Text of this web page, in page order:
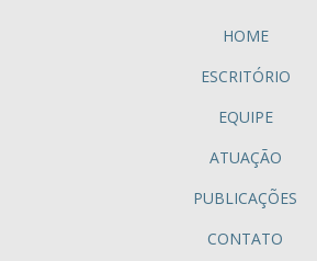
HOME
ESCRITÓRIO
EQUIPE
ATUAÇÃO
PUBLICAÇÕES
CONTATO